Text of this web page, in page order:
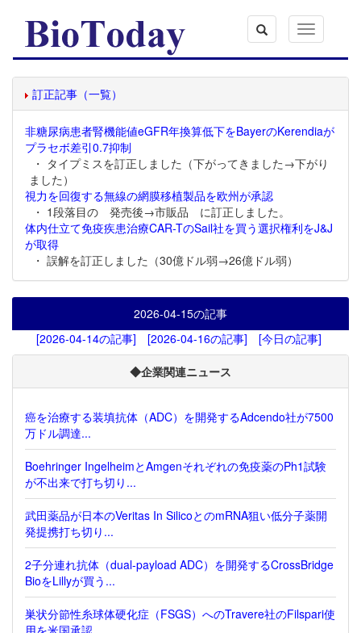
Toggle
navigation
訂正記事（一覧）
非糖尿病患者腎機能値eGFR年換算低下をBayerのKerendiaが
プラセボ差引0.7抑制
・ タイプミスを訂正しました（下がってきました→下がり
ました）
視力を回復する無線の網膜移植製品を欧州が承認
・ 1段落目の 発売後→市販品 に訂正しました。
体内仕立て免疫疾患治療CAR-TのSail社を買う選択権利をJ&J
が取得
・ 誤解を訂正しました（30億ドル弱→26億ドル弱）
2026-04-15の記事
[2026-04-14の記事]
[2026-04-16の記事] [今日の記事]
◆企業関連ニュース
癌を治療する装填抗体（ADC）を開発するAdcendo社が7500
万ドル調達...
Boehringer IngelheimとAmgenそれぞれの免疫薬のPh1試験
が不出来で打ち切り...
武田薬品が日本のVeritas In SilicoとのmRNA狙い低分子薬開
発提携打ち切り...
2子分連れ抗体（dual-payload ADC）を開発するCrossBridge
BioをLillyが買う...
巣状分節性糸球体硬化症（FSGS）へのTravere社のFilspari使
用を米国承認...